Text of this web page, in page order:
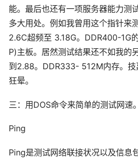
能。最后也还有一项服务器能力测
多大用处。例如我曾用这个指针来
2.6C超频至 3.18G。DDR400-1G
P)主板。居然测试结果还不如我的
到2.88。DDR333- 512M内存。技
狂晕。
三：用DOS命令来简单的测试网速。
Ping
Ping是测试网络联接状况以及信息